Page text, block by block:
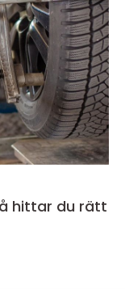
hittar du rätt